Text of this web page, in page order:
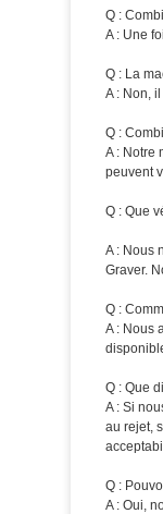
Q :
A : Une
Q : La
A : Non,
Q :
A : Notre
peuvent
Q : Que
A : Nous
Graver.
Q :
A : Nous
Q : Que
A : Si
au rejet,
Q :
A : Oui,